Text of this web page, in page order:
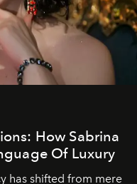
How Sabrina
Of Luxury
has shifted from mere